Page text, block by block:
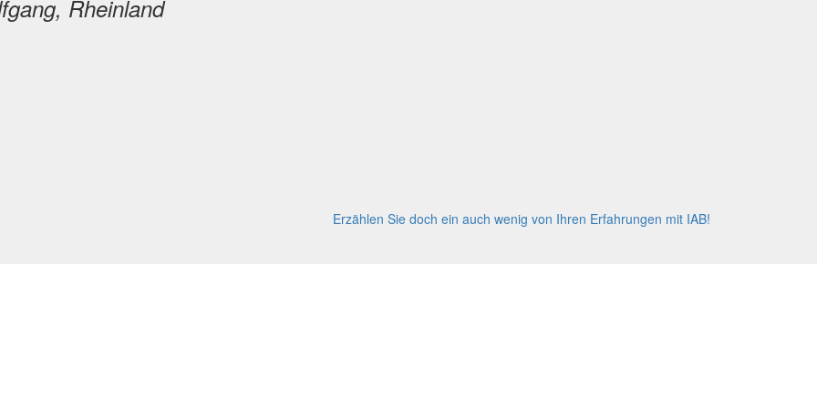
Erzählen Sie doch ein auch wenig von Ihren Erfahrungen mit IAB!